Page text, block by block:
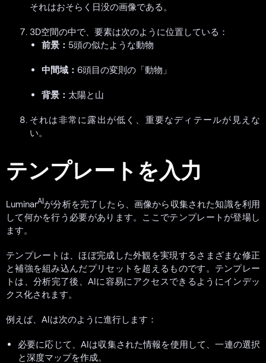
それはおそらく日没の画像である。
3D空間の中で、要素は次のように位置している：
前景： 5頭の似たような動物
中間域： 6頭目の変則の「動物」
背景： 太陽と山
それは非常に露出が低く、重要なディテールが見えな
い。
テンプレートを入力
LuminarAIが分析を完了したら、画像から収集された知識を利用
して何かを行う必要があります。ここでテンプレートが登場し
ます。
テンプレートは、ほぼ完成した外観を実現するさまざまな修正
と補強を組み込んだプリセットを超えるものです。テンプレー
トは、分析完了後、AIに容易にアクセスできるようにインデッ
クス化されます。
例えば、AIは次のように進行します：
必要に応じて、AIは収集された情報を使用して、一連の選択
と深度マップを作成。